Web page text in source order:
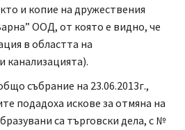
и копие на дружествения
ООД, от която е видно, че
в областта на
канализацията).
събрание на 23.06.2013г.,
подадоха искове за отмяна на
са търговски дела, с №